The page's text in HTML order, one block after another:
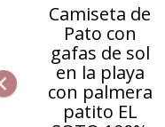
Camiseta de
Pato con
gafas de sol
en la playa
con palmera
patito EL